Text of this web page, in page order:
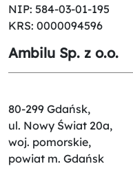
NIP: 584-03-01-195
KRS: 0000094596
Ambilu Sp. z o.o.
80-299 Gdańsk,
ul. Nowy Świat 20a,
woj. pomorskie,
powiat m. Gdańsk